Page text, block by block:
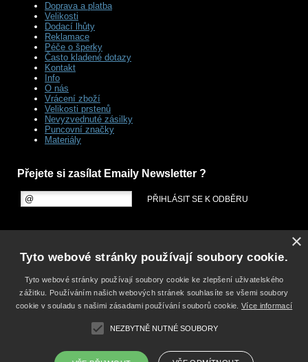
Doprava a platba
Velikosti
Dodací lhůty
Reklamace
Péče o šperky
Často kladené dotazy
Kontakt
Info
O nás
Vrácení zboží
Velikosti prstenů
Nevyzvednuté zásilky
Puncovní značky
Materiály
Přejete si zasílat Emaily Newsletter ?
×
Tyto webové stránky používají soubory cookie.
Tyto webové stránky používají soubory cookie ke zlepšení uživatelského
zážitku. Používáním našich webových stránek souhlasíte se všemi soubory
cookie v souladu s našimi zásadami používání souborů cookie.Více informací
NEZBYTNĚ NUTNÉ SOUBORY